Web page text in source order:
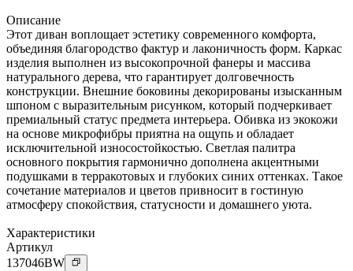
Описание
Этот диван воплощает эстетику современного комфорта,
объединяя благородство фактур и лаконичность форм. Каркас
изделия выполнен из высокопрочной фанеры и массива
натурального дерева, что гарантирует долговечность
конструкции. Внешние боковины декорированы изысканным
шпоном с выразительным рисунком, который подчеркивает
премиальный статус предмета интерьера. Обивка из экокожи
на основе микрофибры приятна на ощупь и обладает
исключительной износостойкостью. Светлая палитра
основного покрытия гармонично дополнена акцентными
подушками в терракотовых и глубоких синих оттенках. Такое
сочетание материалов и цветов привносит в гостиную
атмосферу спокойствия, статусности и домашнего уюта.
Характеристики
Артикул
137046BW